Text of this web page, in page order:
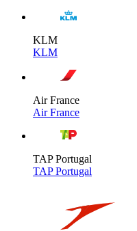
KLM
KLM
Air France
Air France
TAP Portugal
TAP Portugal